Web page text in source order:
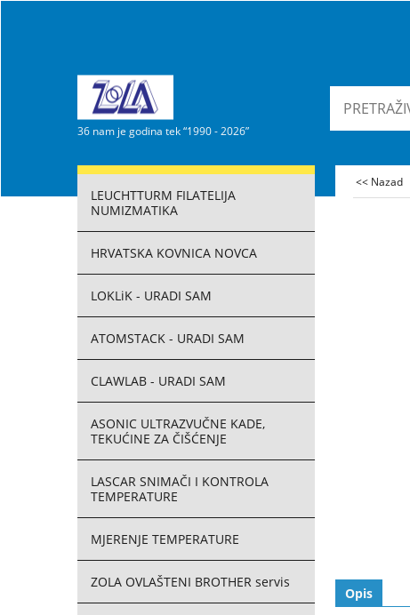
36 nam je godina tek “1990 - 2026”
LEUCHTTURM FILATELIJA
NUMIZMATIKA
HRVATSKA KOVNICA NOVCA
LOKLiK - URADI SAM
ATOMSTACK - URADI SAM
CLAWLAB - URADI SAM
ASONIC ULTRAZVUČNE KADE,
TEKUĆINE ZA ČIŠĆENJE
LASCAR SNIMAČI I KONTROLA
TEMPERATURE
MJERENJE TEMPERATURE
ZOLA OVLAŠTENI BROTHER servis
<< Nazad
Opis